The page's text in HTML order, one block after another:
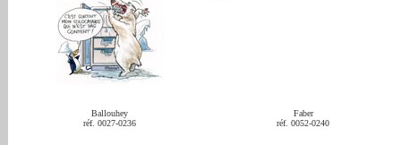
Ballouhey
réf. 0027-0236
Faber
réf. 0052-0240